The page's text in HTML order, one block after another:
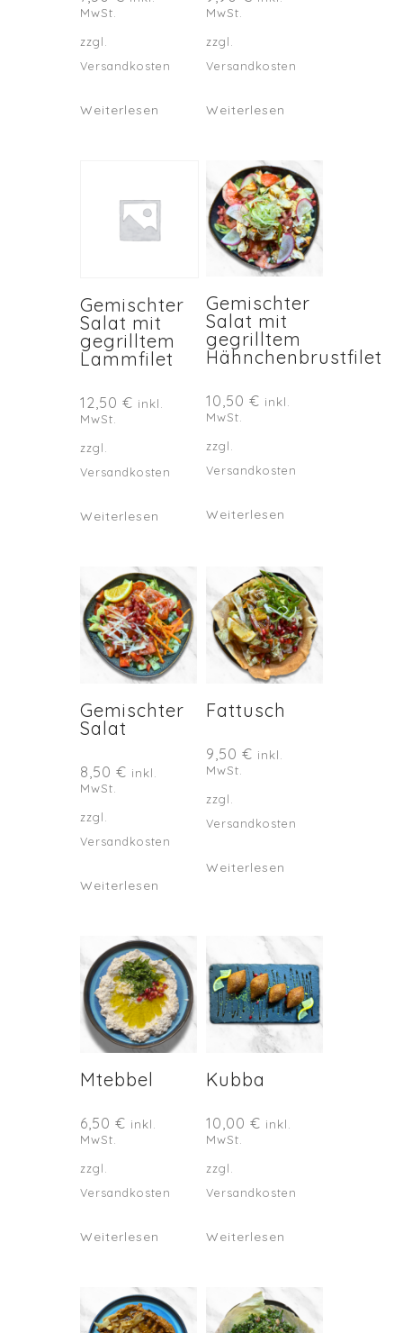
MwSt.
zzgl.
Versandkosten
Weiterlesen
MwSt.
zzgl.
Versandkosten
Weiterlesen
Gemischter
Salat mit
gegrilltem
Lammfilet
12,50 € inkl.
MwSt.
zzgl.
Versandkosten
Weiterlesen
Gemischter
Salat mit
gegrilltem
Hähnchenbrustfilet
10,50€ inkl.
MwSt.
zzgl.
Versandkosten
Weiterlesen
Gemischter
Salat
8,50 € inkl.
MwSt.
zzgl.
Versandkosten
Weiterlesen
Fattusch
9,50€ inkl.
MwSt.
zzgl.
Versandkosten
Weiterlesen
Mtebbel
6,50 € inkl.
MwSt.
zzgl.
Versandkosten
Weiterlesen
Kubba
10,00€ inkl.
MwSt.
zzgl.
Versandkosten
Weiterlesen